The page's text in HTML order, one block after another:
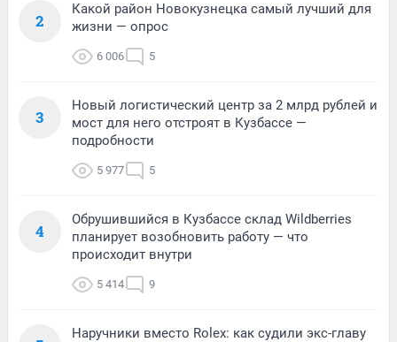
2
Какой район Новокузнецка самый лучший для
жизни — опрос
6 006 5
3
Новый логистический центр за 2 млрд рублей и
мост для него отстроят в Кузбассе —
подробности
5 977 5
4
Обрушившийся в Кузбассе склад Wildberries
планирует возобновить работу — что
происходит внутри
5 414 9
Наручники вместо Rolex: как судили экс-главу